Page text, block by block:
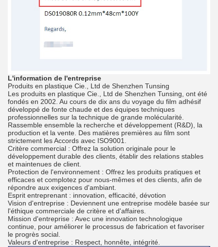
L'information de l'entreprise
Produits en plastique Cie., Ltd de Shenzhen Tunsing
Les produits en plastique Cie., Ltd de Shenzhen Tunsing, ont été
fondés en 2002. Au cours de dix ans du voyage du film adhésif
développé de fonte chaude et des équipes techniques
professionnelles sur la technique de grande molécularité.
Rassemble ensemble la recherche et développement (R&D), la
production et la vente. Des matières premières au film sont
strictement les Accords avec ISO9001.
Critère commercial : Offrez la solution originale pour le
développement durable des clients, établir des relations stables
et maintenues de client.
Protection de l'environnement : Offrez les produits pratiques et
efficaces et complotez pour nous-mêmes et des clients, afin de
répondre aux exigences d'ambiant.
Esprit entreprenant : innovation, efficacité, dévotion
Vision d'entreprise : Deviennent une entreprise modèle basée sur
l'éthique commerciale de critère et d'affaires.
Mission d'entreprise : Avec une innovation technologique
continue, pour améliorer le processus de fabrication et favoriser
le progrès social.
Valeurs d'entreprise : Respect, honnête, intégrité.